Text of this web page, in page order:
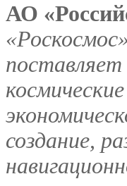
АО
создание,